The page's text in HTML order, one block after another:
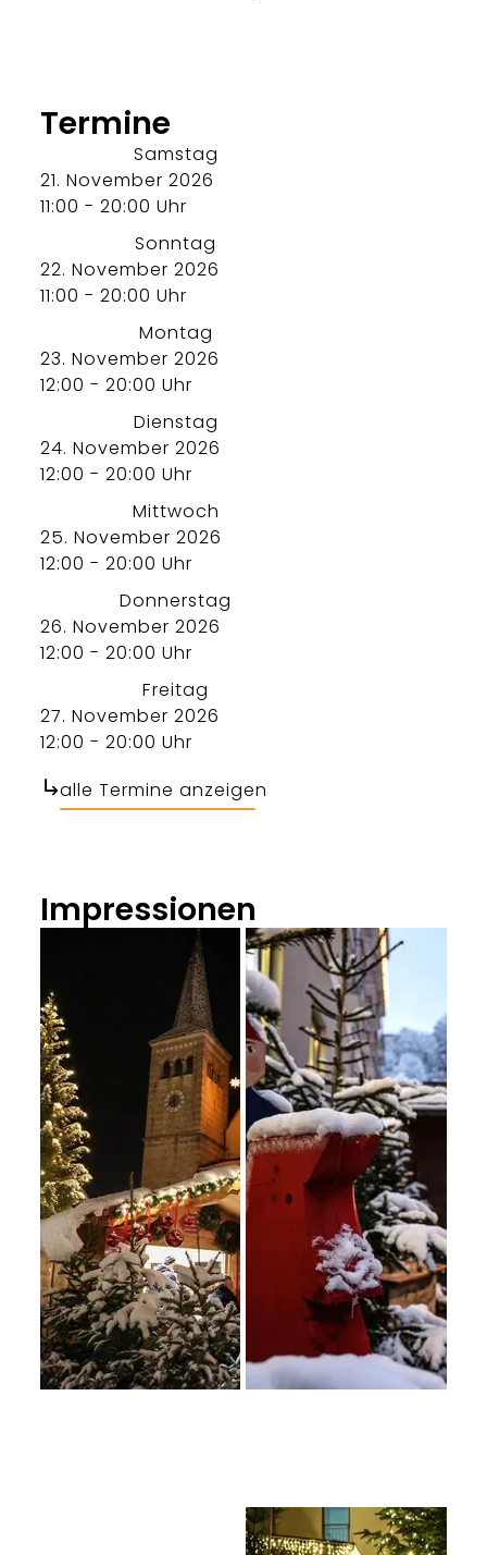
Termine
Samstag
21. November 2026
11:00 - 20:00 Uhr
Sonntag
22. November 2026
11:00 - 20:00 Uhr
Montag
23. November 2026
12:00 - 20:00 Uhr
Dienstag
24. November 2026
12:00 - 20:00 Uhr
Mittwoch
25. November 2026
12:00 - 20:00 Uhr
Donnerstag
26. November 2026
12:00 - 20:00 Uhr
Freitag
27. November 2026
12:00 - 20:00 Uhr
alle Termine anzeigen
Impressionen